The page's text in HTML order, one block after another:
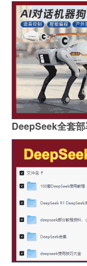
DeepSeek全套